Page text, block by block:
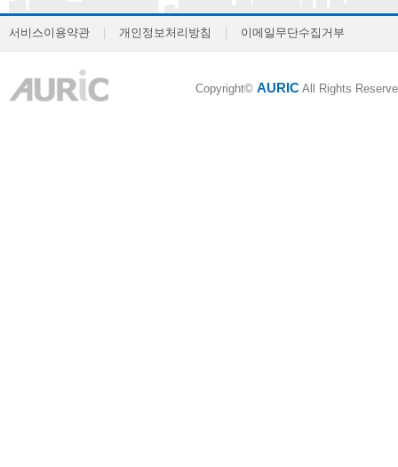
서비스이용약관 개인정보처리방침 이메일무단수집거부
Copyright© AURIC All Rights